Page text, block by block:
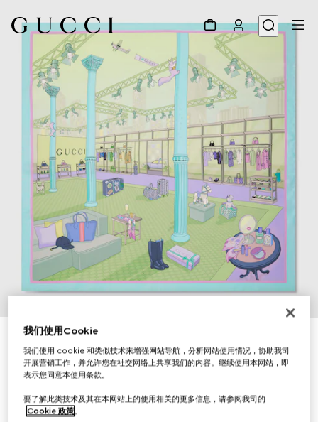
印花桑蚕丝斜纹方巾
€ 345
我们使用Cookie
我们使用 cookie 和类似技术来增强网站导航，分析网站使用情况，协助我司
开展营销工作，并允许您在社交网络上共享我们的内容。继续使用本网站，即
表示您同意本使用条款。
要了解此类技术及其在本网站上的使用相关的更多信息，请参阅我司的
Cookie 政策。